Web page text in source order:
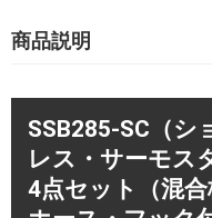
商品説明
SSB285-SC（シ
レス・サーモス
4点セット（混